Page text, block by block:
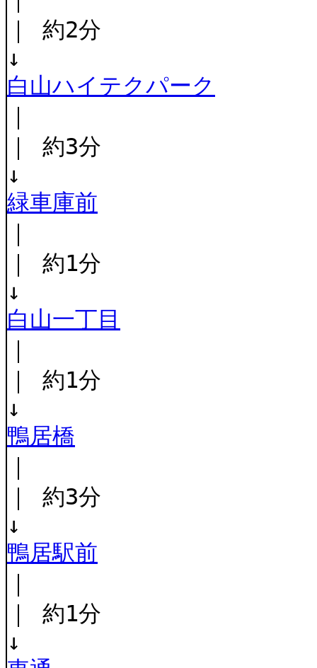
｜ 約2分
↓
白山ハイテクパーク
｜ 約3分
↓
緑車庫前
｜ 約1分
↓
白山一丁目
｜ 約1分
↓
鴨居橋
｜ 約3分
↓
鴨居駅前
｜ 約1分
↓